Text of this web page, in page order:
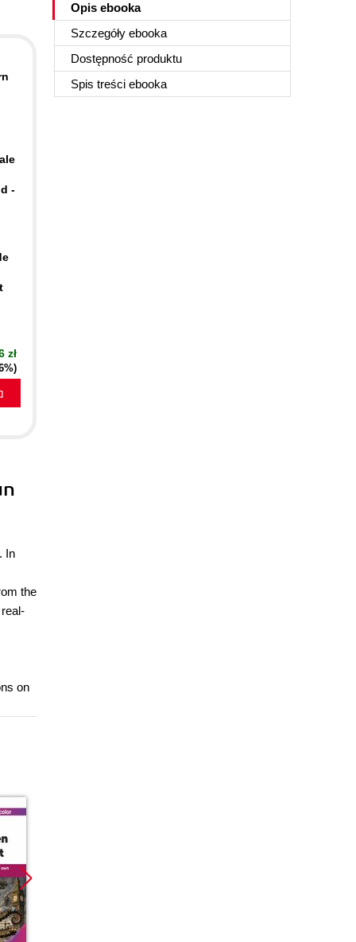
Opis ebooka
Szczegóły ebooka
Dostępność produktu
Spis treści ebooka
-
zł
In
the
on